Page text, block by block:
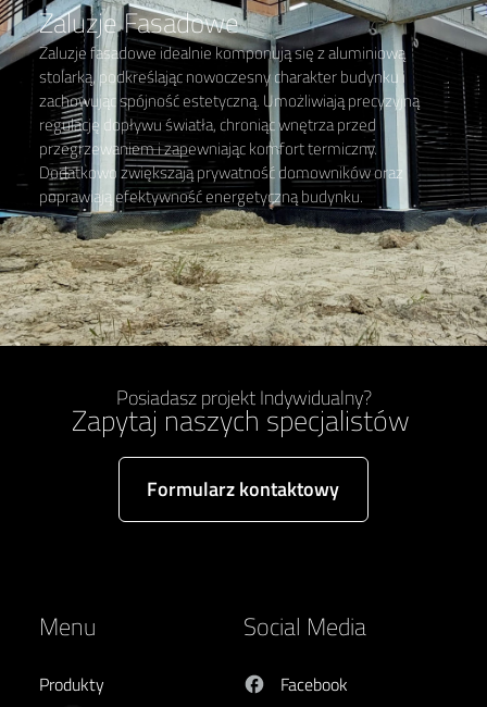
Żaluzje Fasadowe
Żaluzje fasadowe idealnie komponują się z aluminiową
stolarką, podkreślając nowoczesny charakter budynku i
zachowując spójność estetyczną. Umożliwiają precyzyjną
regulację dopływu światła, chroniąc wnętrza przed
przegrzewaniem i zapewniając komfort termiczny.
Dodatkowo zwiększają prywatność domowników oraz
poprawiają efektywność energetyczną budynku.
Posiadasz projekt Indywidualny?
Zapytaj naszych specjalistów
Formularz kontaktowy
Menu
Produkty
Social Media
Facebook